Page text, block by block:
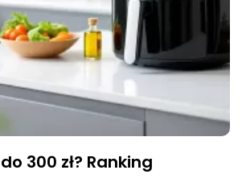
300 zł? Ranking